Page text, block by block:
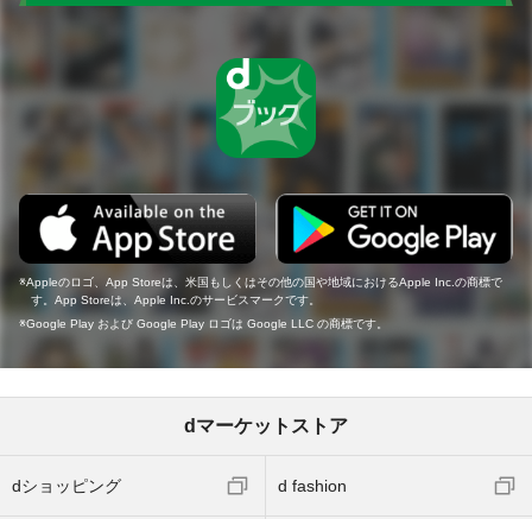
Appleのロゴ、App Storeは、米国もしくはその他の国や地域におけるApple Inc.の商標で
す。App Storeは、Apple Inc.のサービスマークです。
Google Play および Google Play ロゴは Google LLC の商標です。
dマーケットストア
dショッピング d fashion